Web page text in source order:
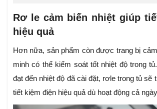
Rơ le cảm biến nhiệt giúp
hiệu quả
Hơn nữa, sản phẩm còn được trang bị
minh có thể kiểm soát tốt nhiệt độ trong
đạt đến nhiệt độ đã cài đặt, rơle trong tủ sẽ
tiết kiệm điện hiệu quả dù hoạt động cả